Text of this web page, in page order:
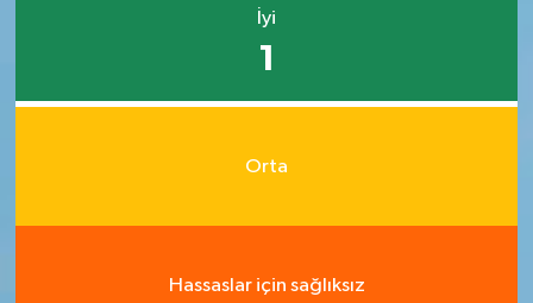
İyi
1
Orta
Hassaslar için sağlıksız